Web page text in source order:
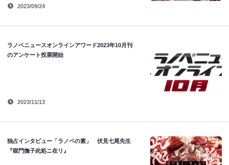
2023/09/24
ラノベニュースオンラインアワード2023年10月刊
のアンケート投票開始
2023/11/13
独占インタビュー「ラノベの素」 伏見七尾先生
『獄門撫子此処ニ在リ』